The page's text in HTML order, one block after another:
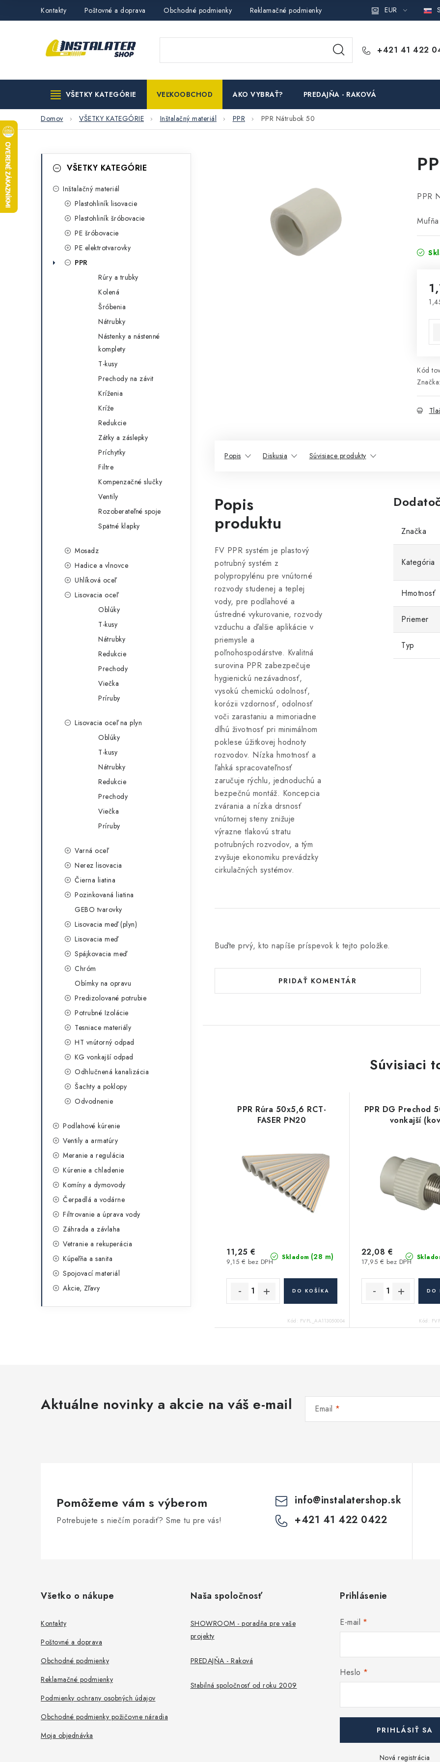
Kontakty Poštovné a doprava Obchodné podmienky Reklamačné podmienky Podmienky ochrany osobných
EUR
+421 41 422
VŠETKY KATEGÓRIE VEĽKOOBCHOD AKO VYBRAŤ? PREDAJŇA - RAKOVÁ
Domov VŠETKY KATEGÓRIE Inštalačný materiál PPR PPR Nátrubok 50
kategórieVŠETKY KATEGÓRIE
Inštalačný materiál
Plastohliník lisovacie
Plastohliník šróbovacie
PE šróbovacie
PE elektrotvarovky
PPR
Rúry a trubky
Kolená
Šróbenia
Nátrubky
Nástenky a nástenné
komplety
T-kusy
Prechody na závit
Kríženia
Kríže
Redukcie
Zátky a záslepky
Príchytky
Filtre
Kompenzačné slučky
Ventily
Rozoberateľné spoje
Spätné klapky
Mosadz
Hadice a vlnovce
Uhlíková oceľ
Lisovacia oceľ
Oblúky
T-kusy
Nátrubky
Redukcie
Prechody
Viečka
Príruby
Lisovacia oceľ na plyn
Oblúky
T-kusy
Nátrubky
Redukcie
Prechody
Viečka
Príruby
Varná oceľ
Nerez lisovacia
Čierna liatina
Pozinkovaná liatina
GEBO tvarovky
Lisovacia meď (plyn)
Lisovacia meď
Spájkovacia meď
Chróm
Obímky na opravu
Predizolované potrubie
Potrubné Izolácie
Tesniace materiály
HT vnútorný odpad
KG vonkajší odpad
Odhlučnená kanalizácia
Šachty a poklopy
Odvodnenie
Podlahové kúrenie
Ventily a armatúry
Meranie a regulácia
Kúrenie a chladenie
Komíny a dymovody
Čerpadlá a vodárne
Filtrovanie a úprava vody
Záhrada a závlaha
Vetranie a rekuperácia
Kúpeľňa a sanita
Spojovací materiál
Akcie, Zľavy
PPR
Mufňa
Kód
Popis Diskusia Súvisiace produkty
Popis
produktu
FV PPR systém je plastový
potrubný systém z
polypropylénu pre vnútorné
rozvody studenej a teplej
vody, pre podlahové a
ústredné vykurovanie, rozvody
vzduchu a ďalšie aplikácie v
priemysle a
poľnohospodárstve. Kvalitná
surovina PPR zabezpečuje
hygienickú nezávadnosť,
vysokú chemickú odolnosť,
korózii vzdornosť, odolnosť
voči zarastaniu a mimoriadne
dlhú životnosť pri minimálnom
poklese úžitkovej hodnoty
rozvodov. Nízka hmotnosť a
ľahká spracovateľnosť
zaručuje rýchlu, jednoduchú a
bezpečnú montáž. Koncepcia
zvárania a nízka drsnosť
vnútornej steny znižuje
výrazne tlakovú stratu
potrubných rozvodov, a tým
zvyšuje ekonomiku prevádzky
cirkulačných systémov.
Značka
Kategória
Hmotnosť
Priemer
Typ
Buďte prvý, kto napíše príspevok k tejto položke.
PRIDAŤ KOMENTÁR
Súvisiaci
PPR Rúra 50x5,6 RCT-
FASER PN20
Skladom (28 m)
9,15 € bez DPH
11,25 €
DO KOŠÍKA
Kód: FVPL_AA113050004
PPR DG Prechod
vonkajší
17,95 € bez DPH
22,08 €
DO
Kód:
Aktuálne novinky a akcie na váš e-mail Email
Pomôžeme vám s výberom
Potrebujete s niečím poradiť? Sme tu pre vás!
info@instalatershop.sk
+421 41 422 0422
Všetko o nákupe
Kontakty
Poštovné a doprava
Obchodné podmienky
Reklamačné podmienky
Podmienky ochrany osobných údajov
Obchodné podmienky požičovne náradia
Moja objednávka
Naša spoločnosť
SHOWROOM - poradňa pre vaše
projekty
PREDAJŇA - Raková
Stabilná spoločnosť od roku 2009
Prihlásenie
E-mail
Heslo
PRIHLÁSIŤ SA
Nová registrácia